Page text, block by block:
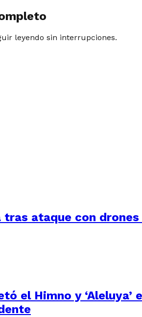
leyendo sin interrupciones.
ataque con
el Himno y